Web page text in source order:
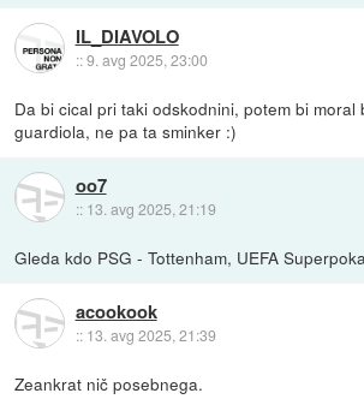
IL_DIAVOLO
::9. avg 2025, 23:00
Da bi cical pri taki odskodnini, potem bi
guardiola, ne pa ta sminker :)
oo7
:: 13. avg 2025, 21:19
Gleda kdo PSG - Tottenham, UEFA
acookook
:: 13. avg 2025, 21:39
Zeankrat nič posebnega.